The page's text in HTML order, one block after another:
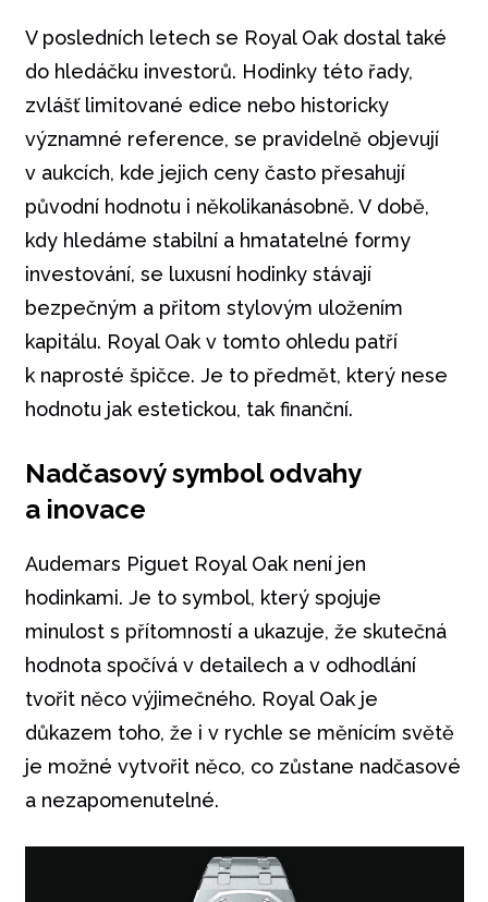
V posledních letech se Royal Oak dostal také
do hledáčku investorů. Hodinky této řady,
zvlášť limitované edice nebo historicky
významné reference, se pravidelně objevují
v aukcích, kde jejich ceny často přesahují
původní hodnotu i několikanásobně. V době,
kdy hledáme stabilní a hmatatelné formy
investování, se luxusní hodinky stávají
bezpečným a přitom stylovým uložením
kapitálu. Royal Oak v tomto ohledu patří
k naprosté špičce. Je to předmět, který nese
hodnotu jak estetickou, tak finanční.
Nadčasový symbol odvahy
a inovace
Audemars Piguet Royal Oak není jen
hodinkami. Je to symbol, který spojuje
minulost s přítomností a ukazuje, že skutečná
hodnota spočívá v detailech a v odhodlání
tvořit něco výjimečného. Royal Oak je
důkazem toho, že i v rychle se měnícím světě
je možné vytvořit něco, co zůstane nadčasové
a nezapomenutelné.